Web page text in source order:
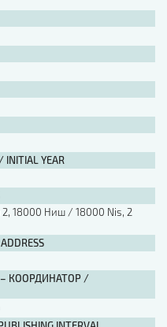
YEAR
18000 Ниш / 18000 Nis, 2
– КООРДИНАТОР /